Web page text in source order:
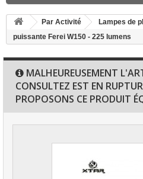
Par Activité Lampes de
puissante Ferei W150 - 225 lumens
MALHEUREUSEMENT
CONSULTEZ EST EN
PROPOSONS CE PRODUIT